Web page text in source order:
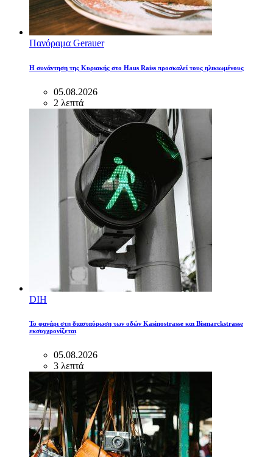
Πανόραμα Gerauer
Η συνάντηση της Κυριακής στο Haus Raiss προσκαλεί τους ηλικιωμένους
05.08.2026
2 λεπτά
DIH
Το φανάρι στη διασταύρωση των οδών Kasinostrasse και Bismarckstrasse
εκσυγχρονίζεται
05.08.2026
3 λεπτά